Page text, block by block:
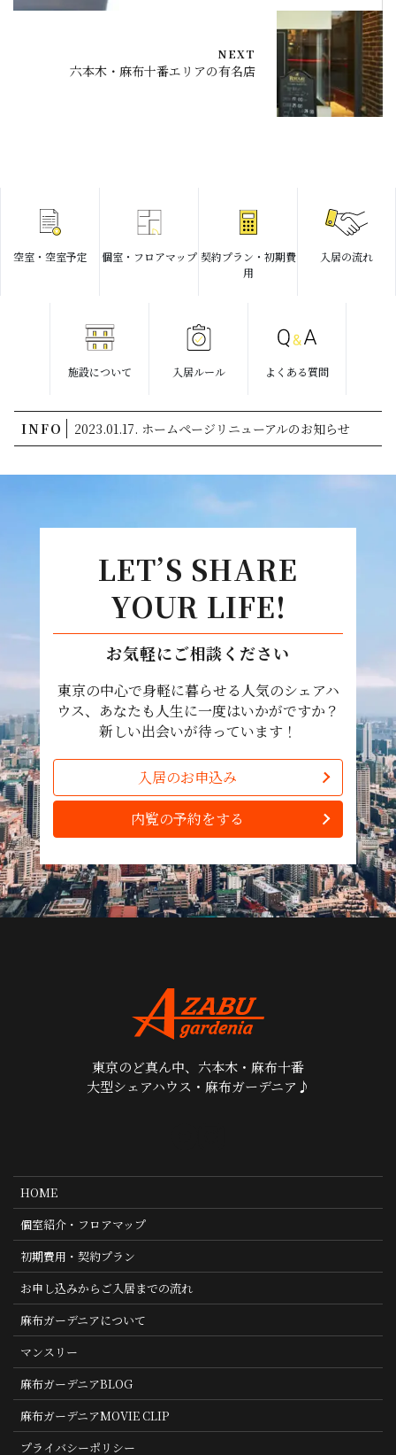
NEXT
六本木・麻布十番エリアの有名店
空室・空室予定 個室・フロアマップ 契約プラン・初期費
用
入居の流れ
施設について 入居ルール よくある質問
INFO 2023.01.17. ホームページリニューアルのお知らせ
LET’S SHARE
YOUR LIFE!
お気軽にご相談ください
東京の中心で身軽に暮らせる人気のシェアハ
ウス、あなたも人生に一度はいかがですか？
新しい出会いが待っています！
入居のお申込み
内覧の予約をする
東京のど真ん中、六本木・麻布十番
大型シェアハウス・麻布ガーデニア♪
HOME
個室紹介・フロアマップ
初期費用・契約プラン
お申し込みからご入居までの流れ
麻布ガーデニアについて
マンスリー
麻布ガーデニアBLOG
麻布ガーデニアMOVIE CLIP
プライバシーポリシー